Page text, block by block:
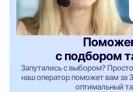
с подбором
Запутались с выбором?
наш оператор поможет вам за
оптимальный